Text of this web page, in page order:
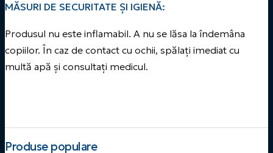
MĂSURI DE SECURITATE ȘI IGIENĂ:
Produsul nu este inflamabil. A nu se lăsa la îndemâna
copiilor. În caz de contact cu ochii, spălați imediat cu
multă apă și consultați medicul.
Produse populare